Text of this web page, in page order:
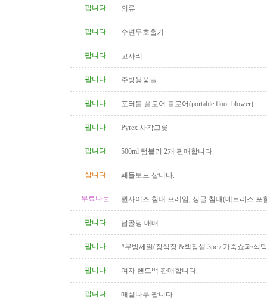
팝니다 의류
팝니다 수면무호흡기
팝니다 고사리
팝니다 주방용품들
팝니다 포터블 플로어 블로어(portable floor blower)
팝니다 Pyrex 사각그릇
팝니다 500ml 텀블러 2개 판매합니다.
삽니다 패들보드 삽니다.
무료나눔 퀸사이즈 침대 프레임, 싱글 침대(메트리스 포
팝니다 납골당 매매
팝니다 #무빙세일(장식장 &책장셑 3pc / 가죽쇼파/식
팝니다 여자 핸드백 판매합니다.
팝니다 매실나무 팝니다